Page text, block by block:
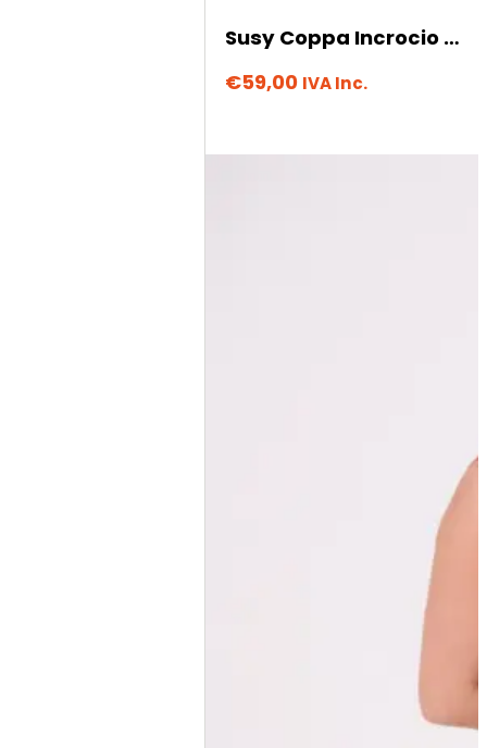
Susy Coppa Incrocio – Cream Caramel
€59,00 IVA Inc.